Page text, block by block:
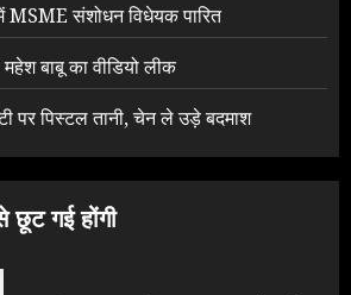
MSME संशोधन विधेयक पारित
बाबू का वीडियो लीक
पर पिस्टल तानी, चेन ले उड़े बदमाश
गई होंगी